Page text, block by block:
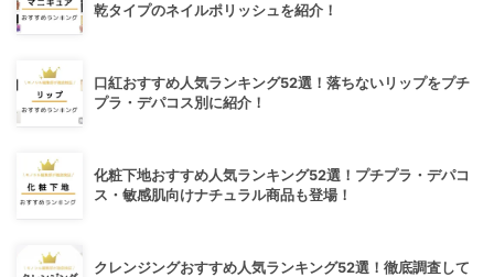
乾タイプのネイルポリッシュを紹介！
口紅おすすめ人気ランキング52選！落ちないリップをプチ
プラ・デパコス別に紹介！
化粧下地おすすめ人気ランキング52選！プチプラ・デパコ
ス・敏感肌向けナチュラル商品も登場！
クレンジングおすすめ人気ランキング52選！徹底調査して